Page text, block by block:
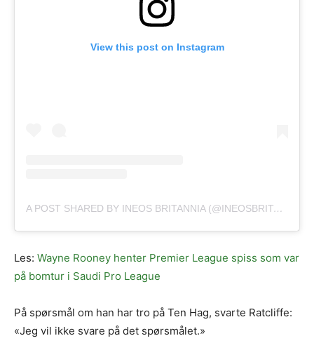
View this post on Instagram
A POST SHARED BY INEOS BRITANNIA (@INEOSBRITANNIA)
Les: Wayne Rooney henter Premier League spiss som var
på bomtur i Saudi Pro League
På spørsmål om han har tro på Ten Hag, svarte Ratcliffe:
«Jeg vil ikke svare på det spørsmålet.»